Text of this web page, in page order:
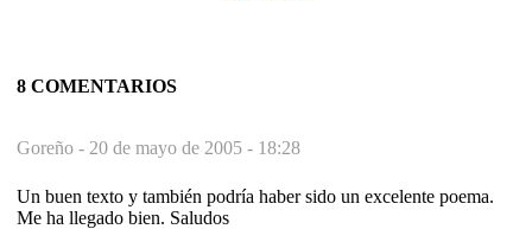
8 COMENTARIOS
Goreño - 20 de mayo de 2005 - 18:28
Un buen texto y también podría haber sido un excelente poema.
Me ha llegado bien. Saludos